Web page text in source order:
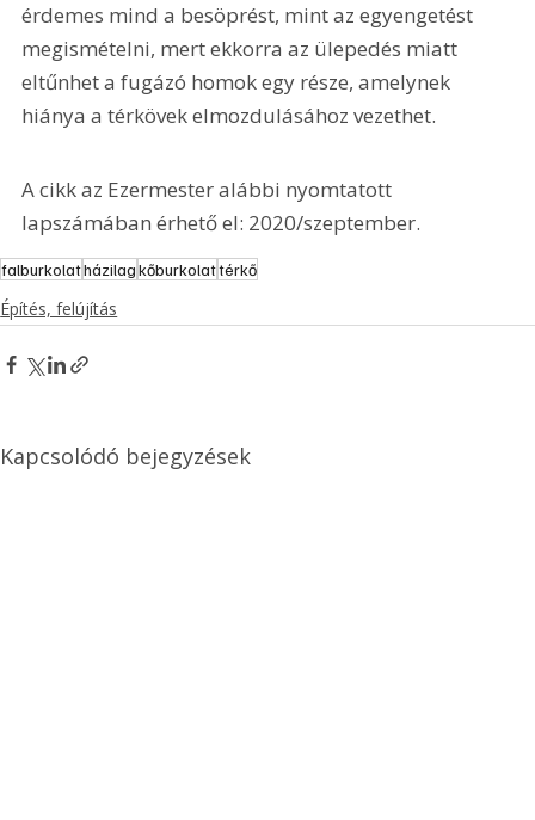
érdemes mind a besöprést, mint az egyengetést
megismételni, mert ekkorra az ülepedés miatt
eltűnhet a fugázó homok egy része, amelynek
hiánya a térkövek elmozdulásához vezethet.
A cikk az Ezermester alábbi nyomtatott
lapszámában érhető el: 2020/szeptember.
falburkolatházilagkőburkolattérkő
Építés, felújítás
Kapcsolódó bejegyzések